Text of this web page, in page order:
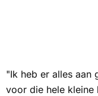
"Ik heb er alles aan
voor die hele kleine